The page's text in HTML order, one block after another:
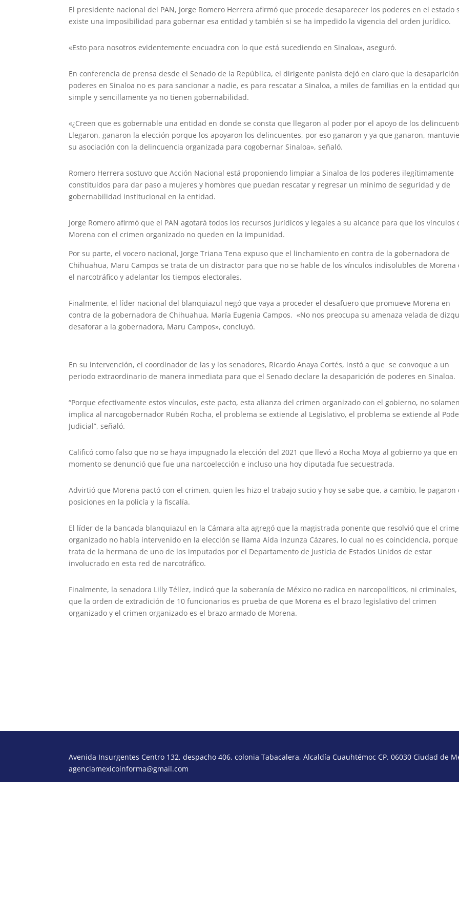
El presidente nacional del PAN, Jorge Romero Herrera afirmó que procede desaparecer los poderes en el estado
existe una imposibilidad para gobernar esa entidad y también si se ha impedido la vigencia del orden jurídico.
«Esto para nosotros evidentemente encuadra con lo que está sucediendo en Sinaloa», aseguró.
En conferencia de prensa desde el Senado de la República, el dirigente panista dejó en claro que la
poderes en Sinaloa no es para sancionar a nadie, es para rescatar a Sinaloa, a miles de familias en la entidad
simple y sencillamente ya no tienen gobernabilidad.
«¿Creen que es gobernable una entidad en donde se consta que llegaron al poder por el apoyo de los
Llegaron, ganaron la elección porque los apoyaron los delincuentes, por eso ganaron y ya que ganaron,
su asociación con la delincuencia organizada para cogobernar Sinaloa», señaló.
Romero Herrera sostuvo que Acción Nacional está proponiendo limpiar a Sinaloa de los poderes ilegítimamente
constituidos para dar paso a mujeres y hombres que puedan rescatar y regresar un mínimo de seguridad y de
gobernabilidad institucional en la entidad.
Jorge Romero afirmó que el PAN agotará todos los recursos jurídicos y legales a su alcance para que los vínculos
Morena con el crimen organizado no queden en la impunidad.
Por su parte, el vocero nacional, Jorge Triana Tena expuso que el linchamiento en contra de la gobernadora de
Chihuahua, Maru Campos se trata de un distractor para que no se hable de los vínculos indisolubles de Morena
el narcotráfico y adelantar los tiempos electorales.
Finalmente, el líder nacional del blanquiazul negó que vaya a proceder el desafuero que promueve Morena en
contra de la gobernadora de Chihuahua, María Eugenia Campos. «No nos preocupa su amenaza velada de
desaforar a la gobernadora, Maru Campos», concluyó.
En su intervención, el coordinador de las y los senadores, Ricardo Anaya Cortés, instó a que se convoque a un
periodo extraordinario de manera inmediata para que el Senado declare la desaparición de poderes en Sinaloa.
“Porque efectivamente estos vínculos, este pacto, esta alianza del crimen organizado con el gobierno, no
implica al narcogobernador Rubén Rocha, el problema se extiende al Legislativo, el problema se extiende al
Judicial”, señaló.
Calificó como falso que no se haya impugnado la elección del 2021 que llevó a Rocha Moya al gobierno ya que en
momento se denunció que fue una narcoelección e incluso una hoy diputada fue secuestrada.
Advirtió que Morena pactó con el crimen, quien les hizo el trabajo sucio y hoy se sabe que, a cambio, le pagaron
posiciones en la policía y la fiscalía.
El líder de la bancada blanquiazul en la Cámara alta agregó que la magistrada ponente que resolvió que el
organizado no había intervenido en la elección se llama Aída Inzunza Cázares, lo cual no es coincidencia, porque
trata de la hermana de uno de los imputados por el Departamento de Justicia de Estados Unidos de estar
involucrado en esta red de narcotráfico.
Finalmente, la senadora Lilly Téllez, indicó que la soberanía de México no radica en narcopolíticos, ni criminales,
que la orden de extradición de 10 funcionarios es prueba de que Morena es el brazo legislativo del crimen
organizado y el crimen organizado es el brazo armado de Morena.
Avenida Insurgentes Centro 132, despacho 406, colonia Tabacalera, Alcaldía Cuauhtémoc CP. 06030 Ciudad de
agenciamexicoinforma@gmail.com